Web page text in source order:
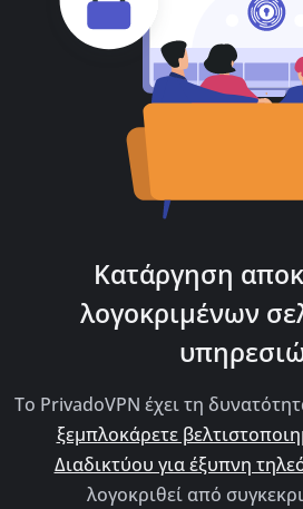
Κατάργηση
λογοκριμένων
Το PrivadoVPN έχει τη
ξεμπλοκάρετε
Διαδικτύου για έξυπνη
λογοκριθεί από